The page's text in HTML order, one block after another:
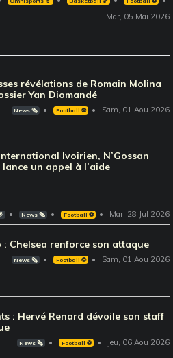
Mar, 05 Mai 2026
révélations de Romain Molina
Yan Diomandé
News 🗞️ Football ⚽️ Sam, 01 Aou 2026
Ivoirien, N’Gossan
un appel à l’aide
News 🗞️ Football ⚽️ Mar, 28 Jul 2026
: Chelsea renforce son attaque
News 🗞️ Football ⚽️ Sam, 01 Aou 2026
: Hervé Renard dévoile son staff
News 🗞️ Football ⚽️ Jeu, 06 Aou 2026